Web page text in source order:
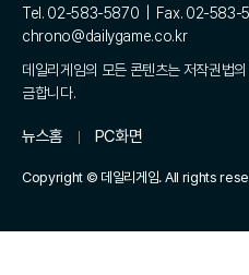
Tel. 02-583-5870 | Fax. 02-583-
chrono@dailygame.co.kr
데일리게임의 모든 콘텐츠는 저작권법
금합니다.
뉴스홈 PC화면
Copyright © 데일리게임. All rights